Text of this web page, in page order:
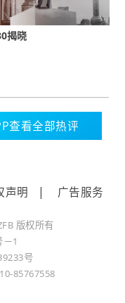
果精确至小数点后
年房企董事会综
中国上市房企最佳
数在0.9以上的有3
，也是TOP30房企
模最大，独董占比
位置。中海地产和
揭晓
查看全部热评
声明 | 广告服务
版权所有
1
号
85767558